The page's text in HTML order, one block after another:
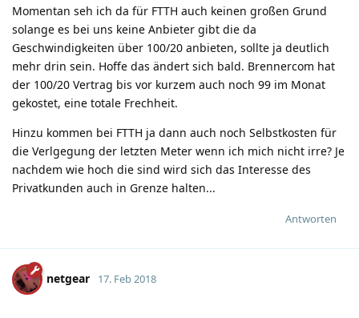
Momentan seh ich da für FTTH auch keinen großen Grund
solange es bei uns keine Anbieter gibt die da
Geschwindigkeiten über 100/20 anbieten, sollte ja deutlich
mehr drin sein. Hoffe das ändert sich bald. Brennercom hat
der 100/20 Vertrag bis vor kurzem auch noch 99 im Monat
gekostet, eine totale Frechheit.
Hinzu kommen bei FTTH ja dann auch noch Selbstkosten für
die Verlgegung der letzten Meter wenn ich mich nicht irre? Je
nachdem wie hoch die sind wird sich das Interesse des
Privatkunden auch in Grenze halten...
Antworten
netgear 17. Feb 2018